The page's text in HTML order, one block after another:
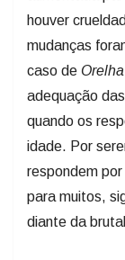
houver
mudanças
caso de Orelha
adequação
quando os
idade. Por
respondem
para muitos,
diante da